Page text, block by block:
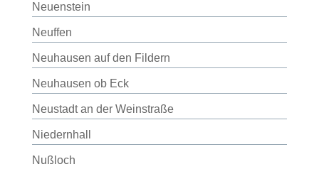
Neuenstein
Neuffen
Neuhausen auf den Fildern
Neuhausen ob Eck
Neustadt an der Weinstraße
Niedernhall
Nußloch